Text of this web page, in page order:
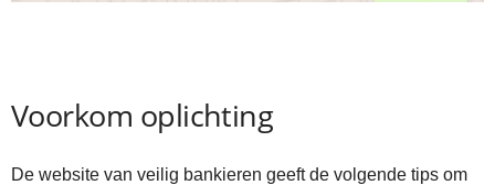
Voorkom oplichting
De website van veilig bankieren geeft de volgende tips om